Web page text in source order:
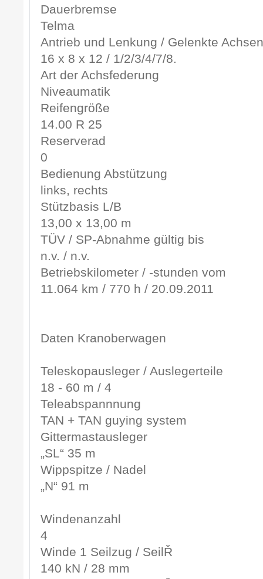
Dauerbremse
Telma
Antrieb und Lenkung / Gelenkte Achsen
16 x 8 x 12 / 1/2/3/4/7/8.
Art der Achsfederung
Niveaumatik
Reifengröße
14.00 R 25
Reserverad
0
Bedienung Abstützung
links, rechts
Stützbasis L/B
13,00 x 13,00 m
TÜV / SP-Abnahme gültig bis
n.v. / n.v.
Betriebskilometer / -stunden vom
11.064 km / 770 h / 20.09.2011
Daten Kranoberwagen
Teleskopausleger / Auslegerteile
18 - 60 m / 4
Teleabspannnung
TAN + TAN guying system
Gittermastausleger
„SL“ 35 m
Wippspitze / Nadel
„N“ 91 m
Windenanzahl
4
Winde 1 Seilzug / SeilŘ
140 kN / 28 mm